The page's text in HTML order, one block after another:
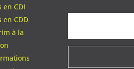
en CDI
en CDD
à la